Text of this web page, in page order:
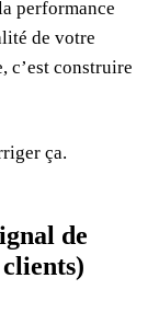
performance
de votre
c’est construire
ça.
de